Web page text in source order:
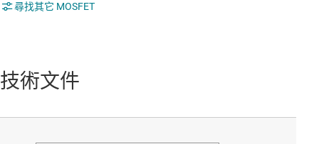
尋找其它 MOSFET
技術文件